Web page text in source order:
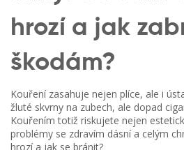
hrozí a jak
škodám?
Kouření zasahuje nejen plíce, ale i
žluté skvrny na zubech, ale dopad
Kouřením totiž riskujete nejen
problémy se zdravím dásní a celým
hrozí a jak se bránit?